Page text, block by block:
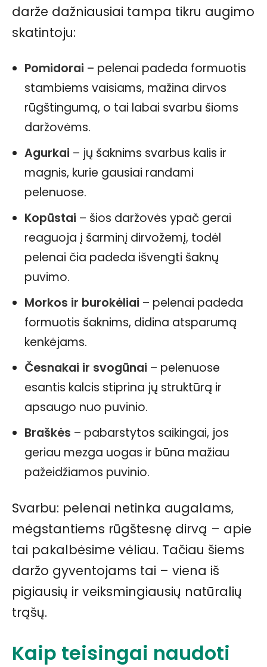
darže dažniausiai tampa tikru augimo
skatintoju:
Pomidorai – pelenai padeda formuotis
stambiems vaisiams, mažina dirvos
rūgštingumą, o tai labai svarbu šioms
daržovėms.
Agurkai – jų šaknims svarbus kalis ir
magnis, kurie gausiai randami
pelenuose.
Kopūstai – šios daržovės ypač gerai
reaguoja į šarminį dirvožemį, todėl
pelenai čia padeda išvengti šaknų
puvimo.
Morkos ir burokėliai – pelenai padeda
formuotis šaknims, didina atsparumą
kenkėjams.
Česnakai ir svogūnai – pelenuose
esantis kalcis stiprina jų struktūrą ir
apsaugo nuo puvinio.
Braškės – pabarstytos saikingai, jos
geriau mezga uogas ir būna mažiau
pažeidžiamos puvinio.
Svarbu: pelenai netinka augalams,
mėgstantiems rūgštesnę dirvą – apie
tai pakalbėsime vėliau. Tačiau šiems
daržo gyventojams tai – viena iš
pigiausių ir veiksmingiausių natūralių
trąšų.
Kaip teisingai naudoti